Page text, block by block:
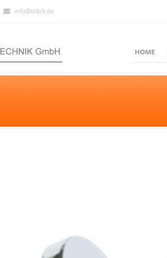
info@tidick.de
HOME